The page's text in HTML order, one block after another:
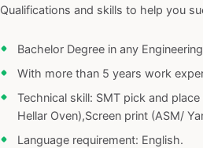
Qualifications and skills to help you
Bachelor Degree in any
With more than 5 years work
Technical skill: SMT pick and
Hellar Oven),Screen print (ASM/
Language requirement: English.